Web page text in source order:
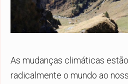
As mudanças climáticas
radicalmente o mundo ao